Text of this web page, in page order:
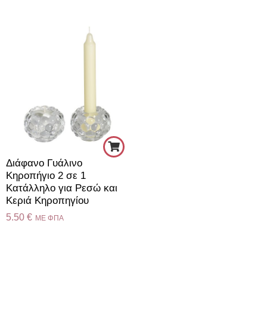
Διάφανο Γυάλινο
Κηροπήγιο 2 σε 1
Κατάλληλο για Ρεσώ και
Κεριά Κηροπηγίου
5.50 € ME ΦΠΑ